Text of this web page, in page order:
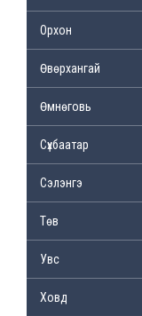
Орхон
Өвөрхангай
Өмнөговь
Сүхбаатар
Сэлэнгэ
Төв
Увс
Ховд